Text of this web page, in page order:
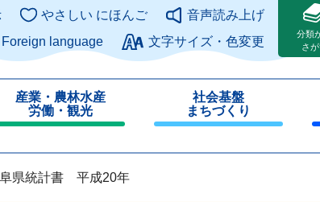
このページの本文へ
やさしい にほんご
音声読み上げ
Foreign language
文字サイズ・色変更
分類
さ
産業・農林水産
労働・観光
る
社会基盤
まちづくり
じ
県統計書 平成20年